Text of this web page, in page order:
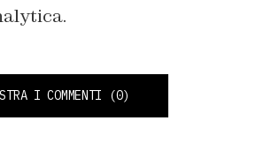
I COMMENTI (0)